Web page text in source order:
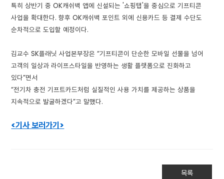
특히 상반기 중 OK캐쉬백 앱에 신설되는 '쇼핑탭'을 중심으로 기프티콘
사업을 확대한다. 향후 OK캐쉬백 포인트 외에 신용카드 등 결제 수단도
순차적으로 도입할 예정이다.
김교수 SK플래닛 사업본부장은 “기프티콘이 단순한 모바일 선물을 넘어
고객의 일상과 라이프스타일을 반영하는 생활 플랫폼으로 진화하고
있다”면서
“전기차 충전 기프트카드처럼 실질적인 사용 가치를 제공하는 상품을
지속적으로 발굴하겠다”고 말했다.
<기사 보러가기>
목록